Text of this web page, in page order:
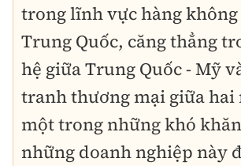
trong lĩnh vực hàng
Trung Quốc, căng thẳng
hệ giữa Trung Quốc - Mỹ
tranh thương mại giữa hai
một trong những khó
những doanh nghiệp này